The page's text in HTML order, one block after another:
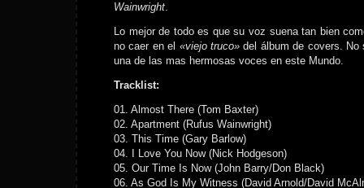
Wainwright.
Lo mejor de todo es que su voz suena tan bien
no caer en el «viejo truco» del álbum de covers. No
una de las mas hermosas voces en este Mundo.
Tracklist:
01. Almost There (Tom Baxter)
02. Apartment (Rufus Wainwright)
03. This Time (Gary Barlow)
04. I Love You Now (Nick Hodgeson)
05. Our Time Is Now (John Barry/Don Black)
06. As God Is My Witness (David Arnold/David